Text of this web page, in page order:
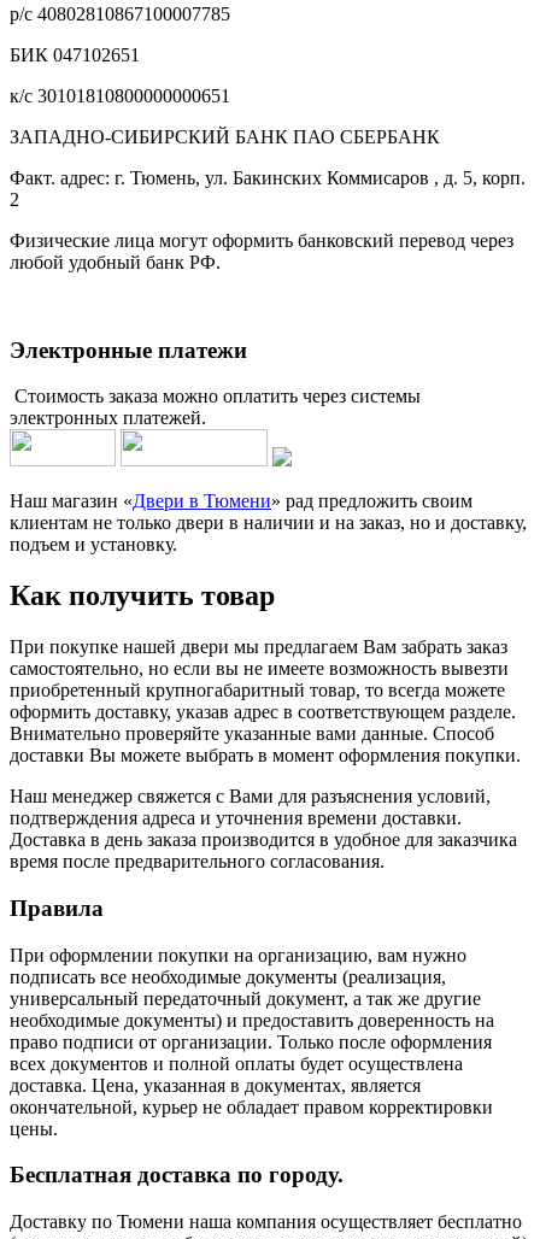
р/с 40802810867100007785
БИК 047102651
к/с 30101810800000000651
ЗАПАДНО-СИБИРСКИЙ БАНК ПАО СБЕРБАНК
Факт. адрес: г. Тюмень, ул. Бакинских Коммисаров , д. 5, корп.
2
Физические лица могут оформить банковский перевод через
любой удобный банк РФ.
Электронные платежи
Стоимость заказа можно оплатить через системы
электронных платежей.
Наш магазин «Двери в Тюмени» рад предложить своим
клиентам не только двери в наличии и на заказ, но и доставку,
подъем и установку.
Как получить товар
При покупке нашей двери мы предлагаем Вам забрать заказ
самостоятельно, но если вы не имеете возможность вывезти
приобретенный крупногабаритный товар, то всегда можете
оформить доставку, указав адрес в соответствующем разделе.
Внимательно проверяйте указанные вами данные. Способ
доставки Вы можете выбрать в момент оформления покупки.
Наш менеджер свяжется с Вами для разъяснения условий,
подтверждения адреса и уточнения времени доставки.
Доставка в день заказа производится в удобное для заказчика
время после предварительного согласования.
Правила
При оформлении покупки на организацию, вам нужно
подписать все необходимые документы (реализация,
универсальный передаточный документ, а так же другие
необходимые документы) и предоставить доверенность на
право подписи от организации. Только после оформления
всех документов и полной оплаты будет осуществлена
доставка. Цена, указанная в документах, является
окончательной, курьер не обладает правом корректировки
цены.
Бесплатная доставка по городу.
Доставку по Тюмени наша компания осуществляет бесплатно